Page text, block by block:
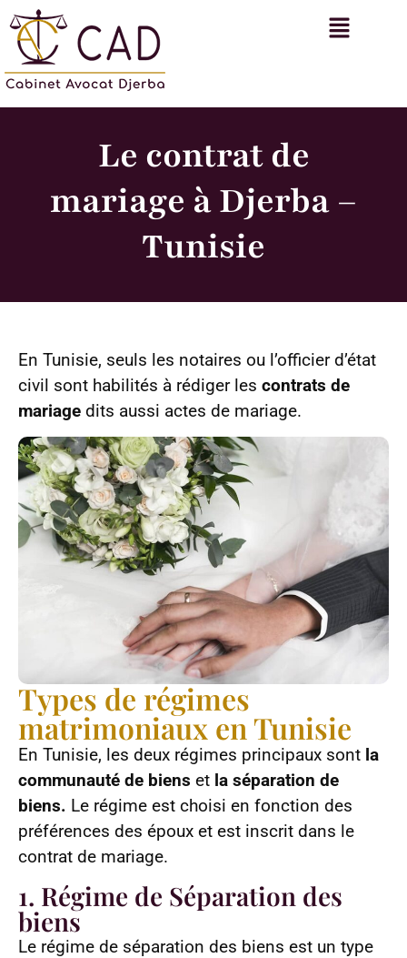
Le contrat de
mariage à Djerba –
Tunisie
En Tunisie, seuls les notaires ou l’officier d’état
civil sont habilités à rédiger les contrats de
mariage dits aussi actes de mariage.
Types de régimes
matrimoniaux en Tunisie
En Tunisie, les deux régimes principaux sont la
communauté de biens et la séparation de
biens. Le régime est choisi en fonction des
préférences des époux et est inscrit dans le
contrat de mariage.
1. Régime de Séparation des
biens
Le régime de séparation des biens est un type